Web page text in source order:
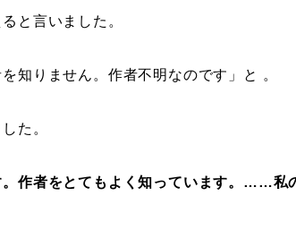
と言いました。
を知りません。作者不明なのです」と 。
た。
。作者をとてもよく知っています。……私